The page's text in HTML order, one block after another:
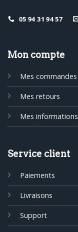
05 94 31 94 57
Mon compte
Mes commandes
Mes retours
Mes informations
Service client
Paiements
Livraisons
Support